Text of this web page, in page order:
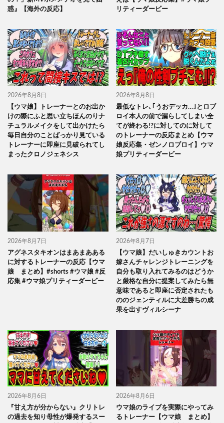
惑』【海外の反応】
リティーダービー
2026年8月8日
【ウマ娘】トレーナーとのお出か
けの際にふと思い立ちほんのりナ
チュラルメイクをして出かけたら
毎日自分のことばっかり見ている
トレーナーに即座に見破られてし
まったクロノジェネシス
2026年8月8日
最低なトレ､｢うおデッカ…｣とロブ
ロイ本人の前で漏らしてしまい全
てが終わる!?に対してのに対して
のトレーナーの反応まとめ【ウマ
娘反応集・ゼンノロブロイ】ウマ
娘プリティーダービー
2026年8月7日
アグネスタキオンはまあまあある
に対するトレーナーの反応【ウマ
娘 まとめ】#shorts #ウマ娘 #反
応集 #ウマ娘プリティーダービー
2026年8月7日
【ウマ娘】だいしゅきカウントお
嫁さんチャレンジトレーニングを
自分も取り入れてみるのはどうか
と厳格な自分に提案してみたら無
意味であると即座に否定されたも
ののジェンティルに大差勝ちの成
果を出すヴィルシーナ
2026年8月6日
『甘え方が分からない』クリトレ
の過去を知り母性が爆発するスー
2026年8月6日
ウマ娘のライブを実際にやってみ
るトレーナー【ウマ娘 まとめ】